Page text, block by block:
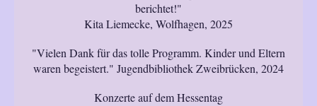
berichtet!"
Kita Liemecke, Wolfhagen, 2025
"Vielen Dank für das tolle Programm. Kinder und Eltern
waren begeistert." Jugendbibliothek Zweibrücken, 2024
Konzerte auf dem Hessentag